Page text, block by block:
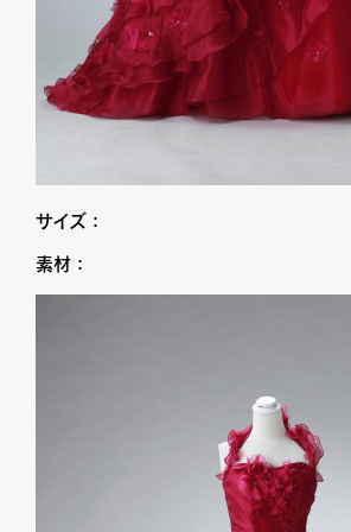
サイズ：
素材：